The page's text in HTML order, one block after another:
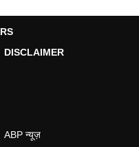
যোজনায়?
হয়েছে যে সব মহিলার বয়স
DISCLAIMER
ABP न्यूज़